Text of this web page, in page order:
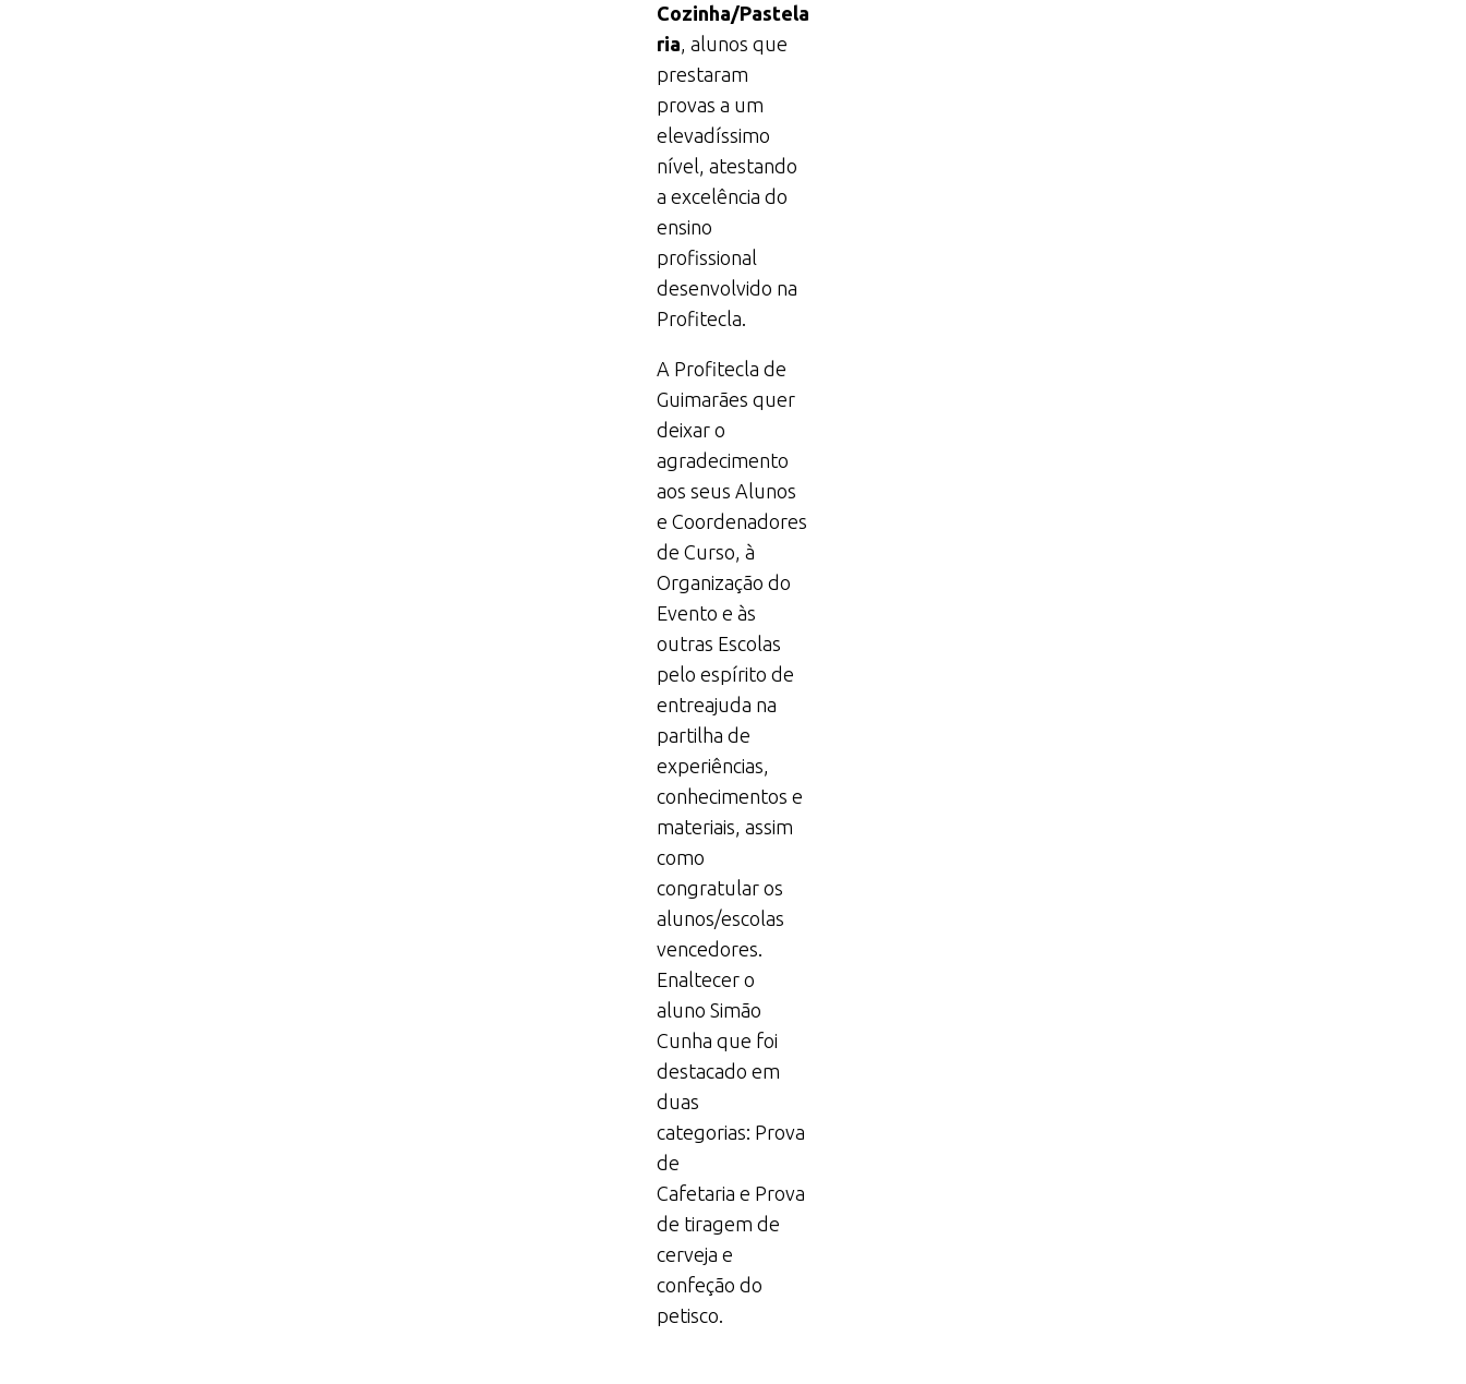
Cozinha/Pastela
ria , alunos que
prestaram
provas a um
elevadíssimo
nível, atestando
a excelência do
ensino
profissional
desenvolvido na
Profitecla.
A Profitecla de
Guimarães quer
deixar o
agradecimento
aos seus Alunos
e Coordenadores
de Curso, à
Organização do
Evento e às
outras Escolas
pelo espírito de
entreajuda na
partilha de
experiências,
conhecimentos e
materiais, assim
como
congratular os
alunos/escolas
vencedores.
Enaltecer o
aluno Simão
Cunha que foi
destacado em
duas
categorias: Prova
de
Cafetaria e Prova
de tiragem de
cerveja e
confeção do
petisco.